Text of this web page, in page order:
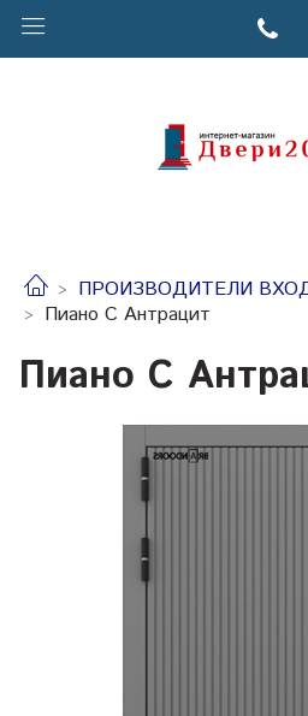
ПРОИЗВОДИТЕЛИ
Пиано С Антрацит
Пиано С